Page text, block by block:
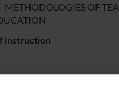
METHODOLOGIES OF
instruction